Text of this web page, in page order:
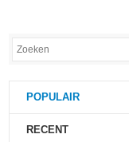
POPULAIR
RECENT